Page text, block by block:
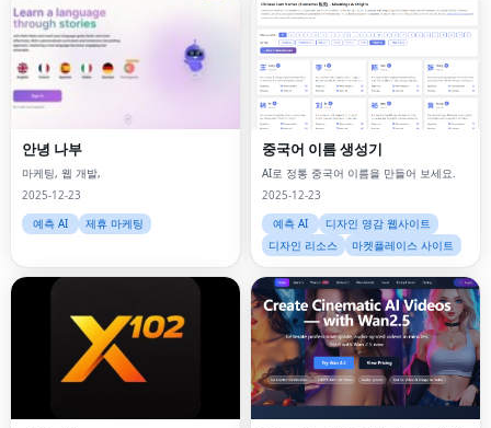
안녕 나부
마케팅, 웹 개발,
2025-12-23
예측 AI
제휴 마케팅
중국어 이름 생성기
AI로 정통 중국어 이름을 만들어 보세요.
2025-12-23
예측 AI
디자인 영감 웹사이트
디자인 리소스
마켓플레이스 사이트